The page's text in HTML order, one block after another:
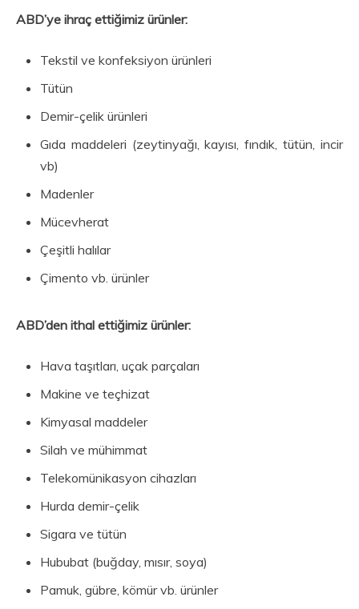
ABD’ye ihraç ettiğimiz ürünler:
Tekstil ve konfeksiyon ürünleri
Tütün
Demir-çelik ürünleri
Gıda maddeleri (zeytinyağı, kayısı, fındık, tütün, incir
vb)
Madenler
Mücevherat
Çeşitli halılar
Çimento vb. ürünler
ABD’den ithal ettiğimiz ürünler:
Hava taşıtları, uçak parçaları
Makine ve teçhizat
Kimyasal maddeler
Silah ve mühimmat
Telekomünikasyon cihazları
Hurda demir-çelik
Sigara ve tütün
Hububat (buğday, mısır, soya)
Pamuk, gübre, kömür vb. ürünler